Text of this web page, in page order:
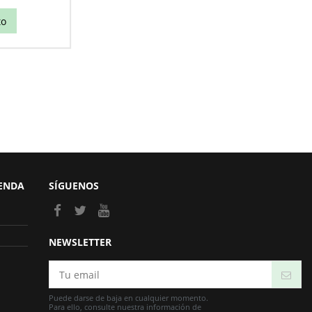
SÍGUENOS
NEWSLETTER
Puede darse de baja en cualquier momento.
Para ello, consulte nuestra información de